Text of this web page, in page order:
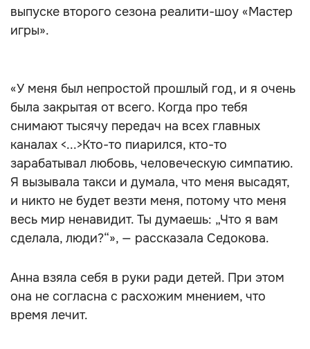
выпуске второго сезона реалити-шоу «Мастер
игры».
«У меня был непростой прошлый год, и я очень
была закрытая от всего. Когда про тебя
снимают тысячу передач на всех главных
каналах <...>Кто-то пиарился, кто-то
зарабатывал любовь, человеческую симпатию.
Я вызывала такси и думала, что меня высадят,
и никто не будет везти меня, потому что меня
весь мир ненавидит. Ты думаешь: „Что я вам
сделала, люди?“», — рассказала Седокова.
Анна взяла себя в руки ради детей. При этом
она не согласна с расхожим мнением, что
время лечит.